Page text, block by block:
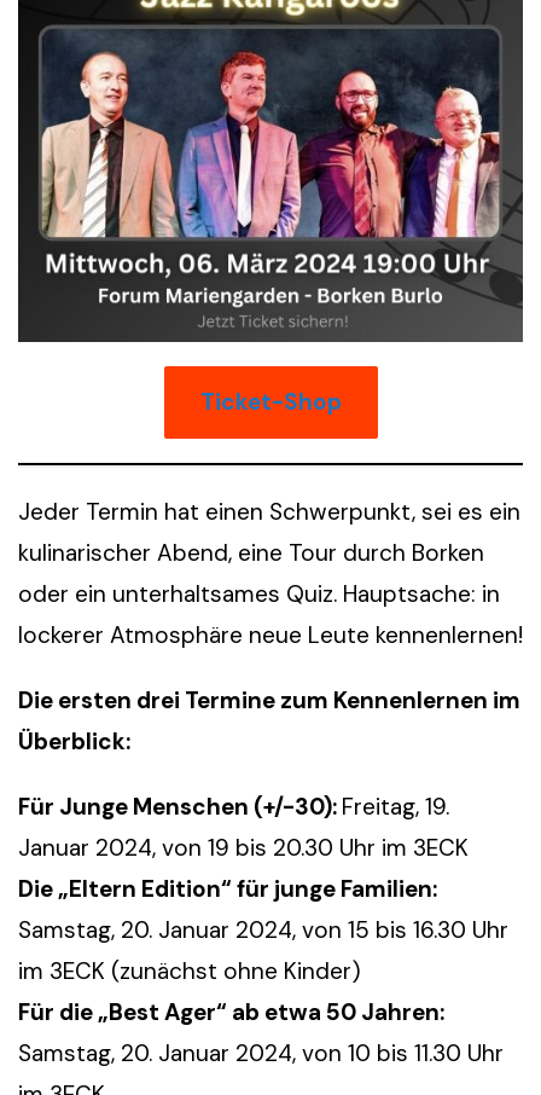
Ticket-Shop
Jeder Termin hat einen Schwerpunkt, sei es ein
kulinarischer Abend, eine Tour durch Borken
oder ein unterhaltsames Quiz. Hauptsache: in
lockerer Atmosphäre neue Leute kennenlernen!
Die ersten drei Termine zum Kennenlernen im
Überblick:
Für Junge Menschen (+/-30): Freitag, 19.
Januar 2024, von 19 bis 20.30 Uhr im 3ECK
Die „Eltern Edition“ für junge Familien:
Samstag, 20. Januar 2024, von 15 bis 16.30 Uhr
im 3ECK (zunächst ohne Kinder)
Für die „Best Ager“ ab etwa 50 Jahren:
Samstag, 20. Januar 2024, von 10 bis 11.30 Uhr